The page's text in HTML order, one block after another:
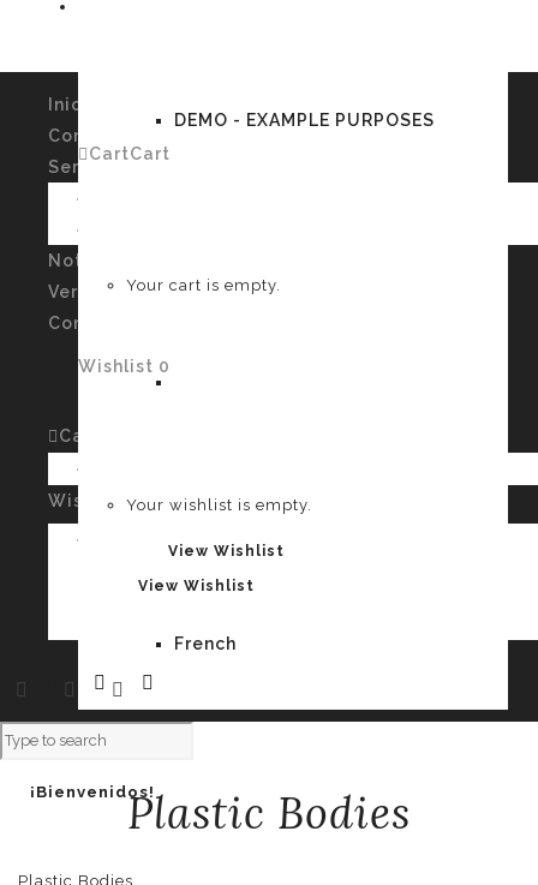
DEMO - EXAMPLE PURPOSES
Spanish
French
¡Bienvenidos!
CartCart
Your cart is empty.
Wishlist 0
Your wishlist is empty.
View Wishlist
Inicio
Conócenos
Servicios
Noticias
Verssiones
Contacto
Cart
Wishlist 0
View Wishlist
Plastic Bodies
Plastic Bodies